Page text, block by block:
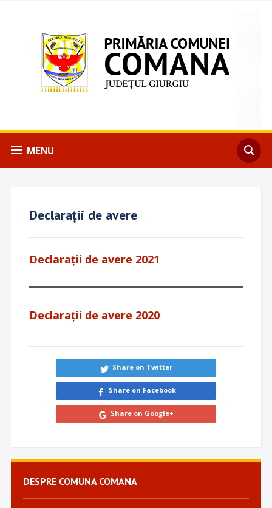
MENU
DESPRE COMUNA COMANA
Declarații de avere
Declarații de avere 2021
Declarații de avere 2020
Share on Twitter
Share on Facebook
Share on Google+